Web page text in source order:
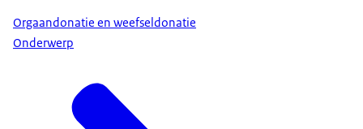
Orgaandonatie en weefseldonatie
Onderwerp